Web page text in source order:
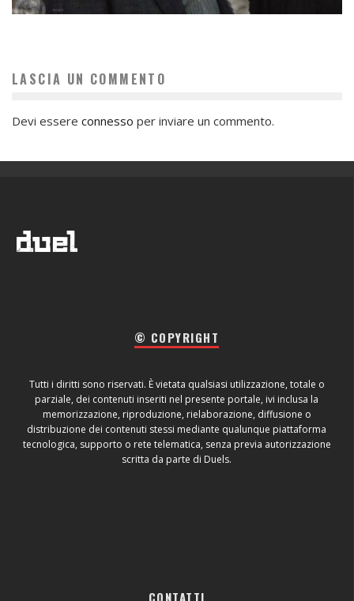
LASCIA UN COMMENTO
Devi essere connesso per inviare un commento.
© COPYRIGHT
Tutti i diritti sono riservati. È vietata qualsiasi utilizzazione, totale o
parziale, dei contenuti inseriti nel presente portale, ivi inclusa la
memorizzazione, riproduzione, rielaborazione, diffusione o
distribuzione dei contenuti stessi mediante qualunque piattaforma
tecnologica, supporto o rete telematica, senza previa autorizzazione
scritta da parte di Duels.
CONTATTI